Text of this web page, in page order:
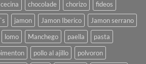
cecina chocolade chorizo
fideos
jamon Jamon Iberico
Jamon serrano
lomo Manchego paella
pasta
pollo al ajillo
polvoron